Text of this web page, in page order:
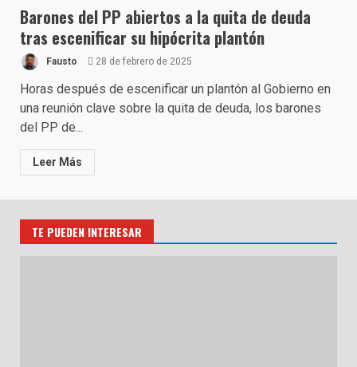
Barones del PP abiertos a la quita de deuda
tras escenificar su hipócrita plantón
Fausto 28 de febrero de 2025
Horas después de escenificar un plantón al Gobierno en
una reunión clave sobre la quita de deuda, los barones
del PP de...
Leer Más
TE PUEDEN INTERESAR